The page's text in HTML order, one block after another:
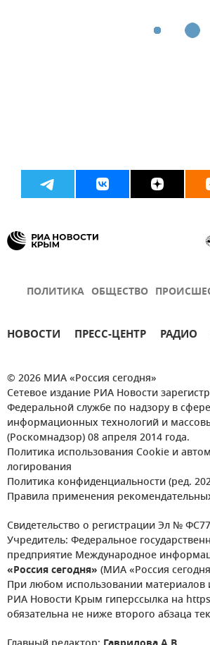
ПОЛИТИКА ОБЩЕСТВО
НОВОСТИ ПРЕСС-ЦЕНТР РАДИО
© 2026 МИА «Россия сегодня»
Сетевое издание РИА Новости
Федеральной службе по надзору в
информационных технологий и
(Роскомнадзор) 08 апреля 2014 года.
Политика использования Cookie и
логирования
Политика конфиденциальности (ред.
Правила применения
Свидетельство о регистрации Эл №
Учредитель: Федеральное
предприятие Международное
«Россия сегодня» (МИА «Россия
При любом использовании материалов
РИА Новости Крым гиперссылка на
обязательна не ниже второго абзаца